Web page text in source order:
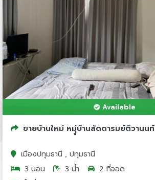
Available
ขายบ้านใหม่ หมุู่บ้านลัดดารมย์ติวานนท์
เมืองปทุมธานี , ปทุมธานี
3 นอน
3 น้ำ
2 ที่จอด